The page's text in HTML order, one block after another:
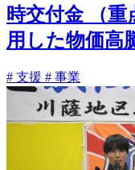
時交付金 （
用した物価高
# 支援 # 事業